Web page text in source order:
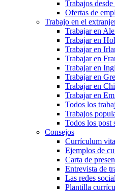
Trabajos desde
Ofertas de
Trabajo en el
Trabajar en
Trabajar en
Trabajar en
Trabajar en
Trabajar en
Trabajar en
Trabajar en
Trabajar en
Todos los
Trabajos
Todos los post
Consejos
Currículum
Ejemplos de
Carta de
Entrevista de
Las redes
Plantilla